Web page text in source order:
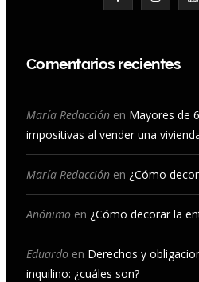
b
o
o
a
g
r
m
Comentarios recientes
María Redacción en Mayores de
impositivas al vender una
María Redacción en ¿Cómo
Anónimo en ¿Cómo decorar la
Eduardo en Derechos y
inquilino: ¿cuáles son?